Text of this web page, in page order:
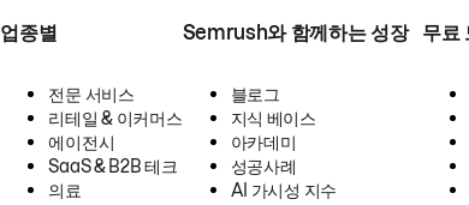
업종별
전문 서비스
리테일 & 이커머스
에이전시
SaaS & B2B 테크
의료
Semrush와 함께하는 성장
블로그
지식 베이스
아카데미
성공사례
AI 가시성 지수
무료